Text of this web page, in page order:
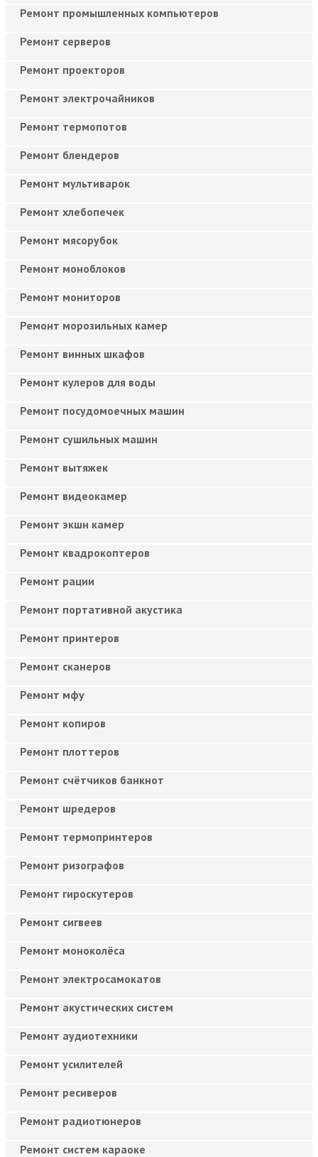
Ремонт промышленных компьютеров
Ремонт серверов
Ремонт проекторов
Ремонт электрочайников
Ремонт термопотов
Ремонт блендеров
Ремонт мультиварок
Ремонт хлебопечек
Ремонт мясорубок
Ремонт моноблоков
Ремонт мониторов
Ремонт морозильных камер
Ремонт винных шкафов
Ремонт кулеров для воды
Ремонт посудомоечных машин
Ремонт сушильных машин
Ремонт вытяжек
Ремонт видеокамер
Ремонт экшн камер
Ремонт квадрокоптеров
Ремонт рации
Ремонт портативной акустика
Ремонт принтеров
Ремонт сканеров
Ремонт мфу
Ремонт копиров
Ремонт плоттеров
Ремонт счётчиков банкнот
Ремонт шредеров
Ремонт термопринтеров
Ремонт ризографов
Ремонт гироскутеров
Ремонт сигвеев
Ремонт моноколёса
Ремонт электросамокатов
Ремонт акустических систем
Ремонт аудиотехники
Ремонт усилителей
Ремонт ресиверов
Ремонт радиотюнеров
Ремонт систем караоке